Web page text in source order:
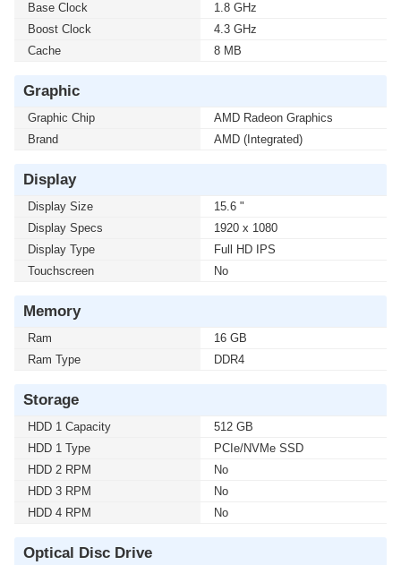
Base Clock
1.8 GHz
Boost Clock
4.3 GHz
Cache
8 MB
Graphic
Graphic Chip
AMD Radeon Graphics
Brand
AMD (Integrated)
Display
Display Size
15.6 "
Display Specs
1920 x 1080
Display Type
Full HD IPS
Touchscreen
No
Memory
Ram
16 GB
Ram Type
DDR4
Storage
HDD 1 Capacity
512 GB
HDD 1 Type
PCIe/NVMe SSD
HDD 2 RPM
No
HDD 3 RPM
No
HDD 4 RPM
No
Optical Disc Drive